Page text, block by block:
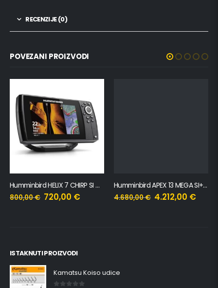
RECENZIJE (0)
POVEZANI PROIZVODI
Humminbird HELIX 7 CHIRP SI GPS G4
800,00€ 720,00 €
Humminbird APEX 13 MEGA SI+ CHO
4.680,00€ 4.212,00 €
ISTAKNUTI PROIZVODI
Kamatsu Koiso udice